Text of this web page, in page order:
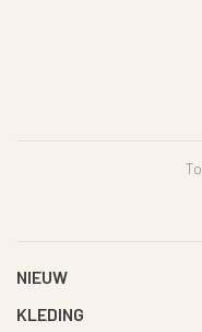
NIEUW
KLEDING